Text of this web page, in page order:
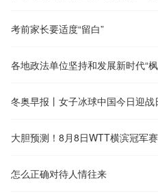
考前家长要适度“留白”
怎么正确对待人情往来